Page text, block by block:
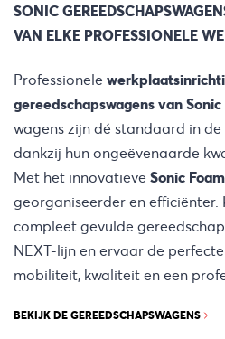
SONIC
VAN ELKE PROFESSIONELE
Professionele
gereedschapswagens van
wagens zijn dé standaard in
dankzij hun ongeëvenaarde
Met het innovatieve Sonic
georganiseerder en efficiënter.
compleet gevulde
NEXT-lijn en ervaar de
mobiliteit, kwaliteit en een
BEKIJK DE GEREEDSCHAPSWAGENS